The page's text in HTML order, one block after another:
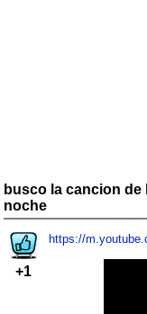
busco la cancion
noche
+1
https://